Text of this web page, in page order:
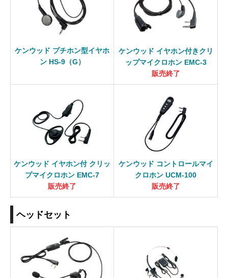
ケンウッド プチホン型イヤホ
ン HS-9（G）
ケンウッド イヤホン付きクリ
ップマイクロホン EMC-3
販売終了
ケンウッド イヤホン付 クリッ
プマイクロホン EMC-7
販売終了
ケンウッド コントロールマイ
クロホン UCM-100
販売終了
ヘッドセット